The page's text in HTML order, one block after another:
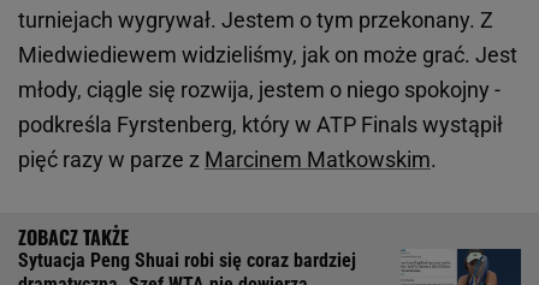
turniejach wygrywał. Jestem o tym przekonany. Z
Miedwiediewem widzieliśmy, jak on może grać. Jest
młody, ciągle się rozwija, jestem o niego spokojny -
podkreśla Fyrstenberg, który w ATP Finals wystąpił
pięć razy w parze z Marcinem Matkowskim.
Sytuacja Peng Shuai robi się coraz bardziej